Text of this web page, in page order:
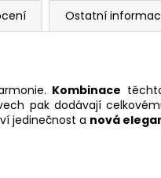
Ostatní
Kombinace
pak dodávají
jedinečnost a nová